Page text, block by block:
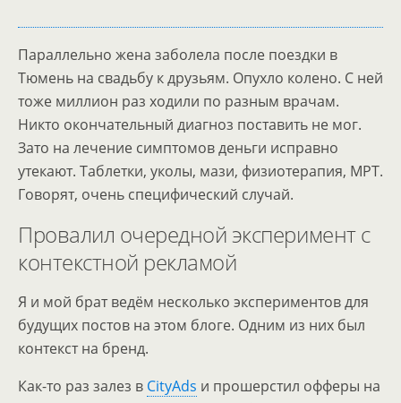
Параллельно жена заболела после поездки в
Тюмень на свадьбу к друзьям. Опухло колено. С ней
тоже миллион раз ходили по разным врачам.
Никто окончательный диагноз поставить не мог.
Зато на лечение симптомов деньги исправно
утекают. Таблетки, уколы, мази, физиотерапия, МРТ.
Говорят, очень специфический случай.
Провалил очередной эксперимент с
контекстной рекламой
Я и мой брат ведём несколько экспериментов для
будущих постов на этом блоге. Одним из них был
контекст на бренд.
Как-то раз залез в CityAds и прошерстил офферы на